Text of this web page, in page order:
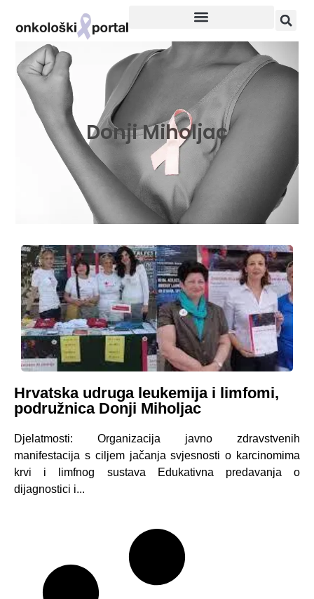
Donji Miholjac
Hrvatska udruga leukemija i limfomi,
podružnica Donji Miholjac
Djelatmosti: Organizacija javno zdravstvenih
manifestacija s ciljem jačanja svjesnosti o karcinomima
krvi i limfnog sustava Edukativna predavanja o
dijagnostici i...